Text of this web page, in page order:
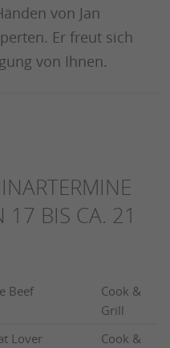
von Jan
Er freut sich
von Ihnen.
17 BIS CA. 21
Beef
Cook &
Grill
Lover
Cook &